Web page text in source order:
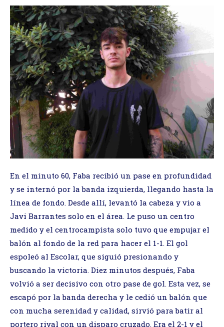
En el minuto 60, Faba recibió un pase en profundidad
y se internó por la banda izquierda, llegando hasta la
línea de fondo. Desde allí, levantó la cabeza y vio a
Javi Barrantes solo en el área. Le puso un centro
medido y el centrocampista solo tuvo que empujar el
balón al fondo de la red para hacer el 1-1. El gol
espoleó al Escolar, que siguió presionando y
buscando la victoria. Diez minutos después, Faba
volvió a ser decisivo con otro pase de gol. Esta vez, se
escapó por la banda derecha y le cedió un balón que
con mucha serenidad y calidad, sirvió para batir al
portero rival con un disparo cruzado. Era el 2-1 y el